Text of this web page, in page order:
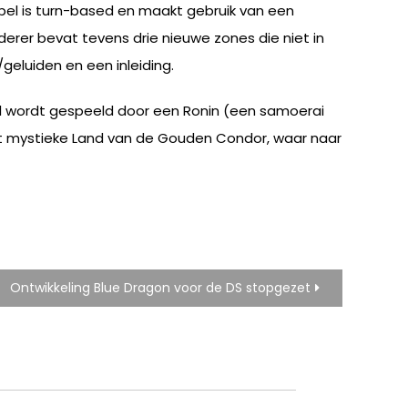
is turn-based en maakt gebruik van een
bevat tevens drie nieuwe zones die niet in
en een inleiding.
gespeeld door een Ronin (een samoerai
Land van de Gouden Condor, waar naar
Ontwikkeling Blue Dragon voor de DS stopgezet